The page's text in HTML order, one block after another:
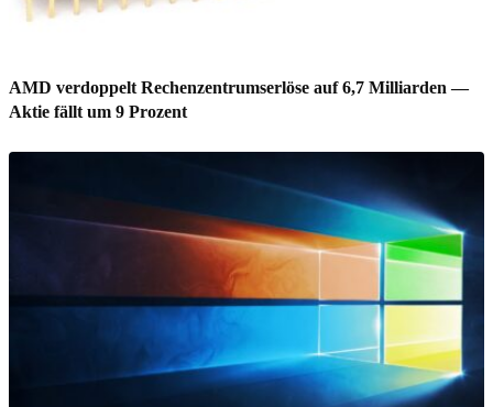
AMD verdoppelt Rechenzentrumserlöse auf 6,7 Milliarden —
Aktie fällt um 9 Prozent